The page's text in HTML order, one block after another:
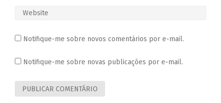
Notifique-me sobre novos comentários por e-mail.
Notifique-me sobre novas publicações por e-mail.